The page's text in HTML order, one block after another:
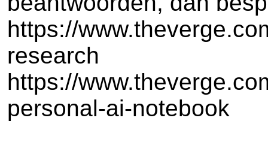
https://
research
https://
personal-ai-notebook